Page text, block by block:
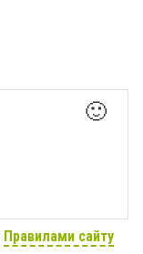
🙂
Правилами сайту